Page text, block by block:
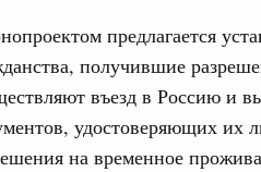
предлагается
получившие
въезд в Россию и
удостоверяющих их
на временное
примет
по
креативных и